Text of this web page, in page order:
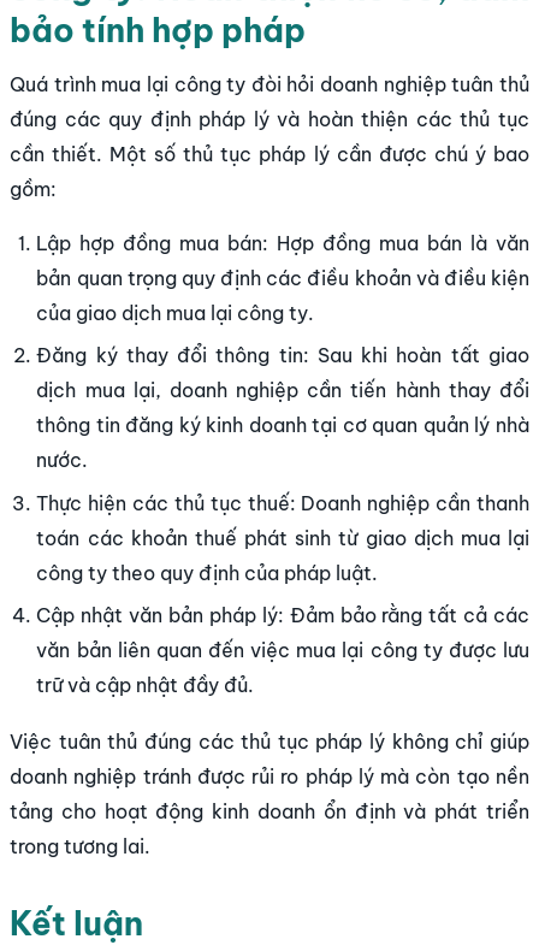
bảo tính hợp pháp
Quá trình mua lại công ty đòi hỏi doanh nghiệp tuân thủ
đúng các quy định pháp lý và hoàn thiện các thủ tục
cần thiết. Một số thủ tục pháp lý cần được chú ý bao
gồm:
Lập hợp đồng mua bán: Hợp đồng mua bán là văn
bản quan trọng quy định các điều khoản và điều kiện
của giao dịch mua lại công ty.
Đăng ký thay đổi thông tin: Sau khi hoàn tất giao
dịch mua lại, doanh nghiệp cần tiến hành thay đổi
thông tin đăng ký kinh doanh tại cơ quan quản lý nhà
nước.
Thực hiện các thủ tục thuế: Doanh nghiệp cần thanh
toán các khoản thuế phát sinh từ giao dịch mua lại
công ty theo quy định của pháp luật.
Cập nhật văn bản pháp lý: Đảm bảo rằng tất cả các
văn bản liên quan đến việc mua lại công ty được lưu
trữ và cập nhật đầy đủ.
Việc tuân thủ đúng các thủ tục pháp lý không chỉ giúp
doanh nghiệp tránh được rủi ro pháp lý mà còn tạo nền
tảng cho hoạt động kinh doanh ổn định và phát triển
trong tương lai.
Kết luận